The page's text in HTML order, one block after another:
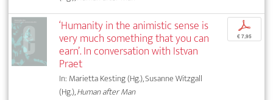
‘Humanity in the animistic sense is
very much something that you can
earn’. In conversation with Istvan
Praet
In: Marietta Kesting (Hg.), Susanne Witzgall
(Hg.),Human after Man
p
€ 7,95